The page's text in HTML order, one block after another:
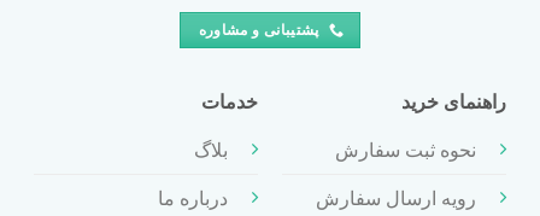
پشتیبانی و مشاوره
راهنمای خرید
نحوه ثبت سفارش
رویه ارسال سفارش
خدمات
بلاگ
درباره ما